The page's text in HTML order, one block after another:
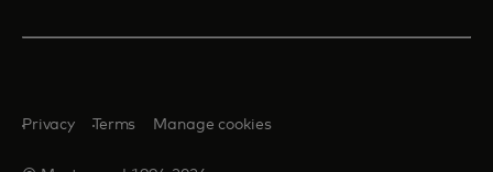
Privacy Terms Manage cookies